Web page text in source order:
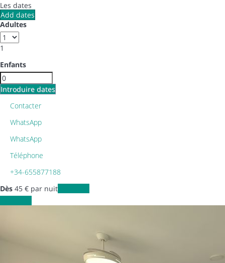
Les dates
Add dates
Adultes
1
Enfants
Introduire dates
Contacter
WhatsApp
WhatsApp
Téléphone
+34-655877188
Dès 45 € par nuit